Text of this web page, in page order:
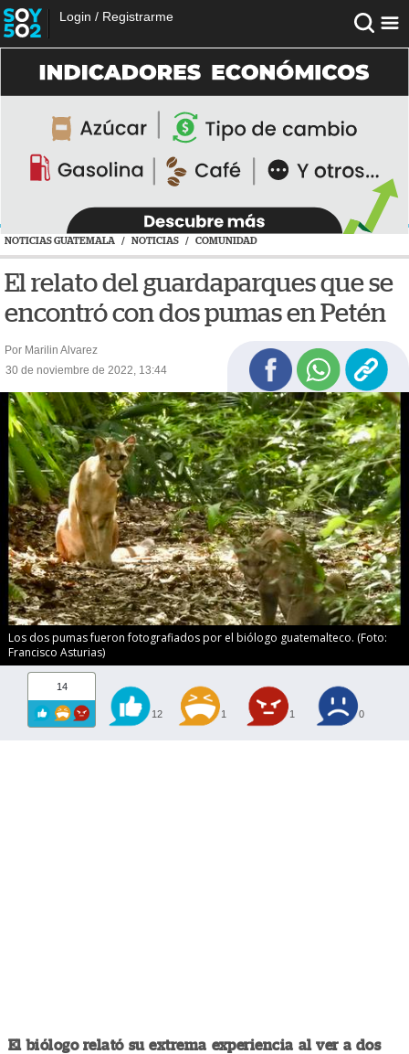
Login / Registrarme
NOTICIAS GUATEMALA / NOTICIAS / COMUNIDAD
El relato del guardaparques que se
encontró con dos pumas en Petén
Por Marilin Alvarez
30 de noviembre de 2022, 13:44
Los dos pumas fueron fotografiados por el biólogo guatemalteco. (Foto:
Francisco Asturias)
14
12 1 1 0
El biólogo relató su extrema experiencia al ver a dos